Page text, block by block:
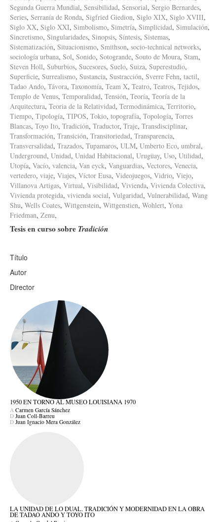
Segunda Guerra Mundial, Sensibilidad, Sensorial, Sergio Bernardes,
Series, Serranía de Ronda, Sigfried Giedion, Siglo XIX, Siglo XVIII,
Siglo XX, Siglo XXI, Simbolismo, Simetría, Simplicidad, Simulación,
Sincretismo, Singularidades, Sinopsis, Síntesis, Sistemas,
Sistematización, Situacionismo, Smithson, socio-technical networks,
sociología urbana, Sol, Sonido, Sotogrande, Souto de Moura, Stam,
Steven Holl, Suburbios, Sucesores, Suelo, Suiza, Superestudio,
Superficie, Surrealismo, Sustancia, Sustracción, Sverre Fehn, tactil,
Tadao Ando, Távora, Taxonomía, Team X, Teatro, Teatros, Tejidos,
Templo de Venus, Temporalidad, Tensión, Teoría, Teoría de la
Arquitectura, Teoria de la Relatividad, Termodinámica, Territorio,
Tiempo, Tipología, TIPOS, Tokio, topografía, Topología, Torres
Blancas, Toyo Ito, Tradición, Traductor, Traje, Transdisciplinar,
Transformación, Transición, Transitoriedad, Transparencia,
Transversalidad, Trazados, Tupamaros, ULM, Umberto Eco, umbral,
Underground, Unidad, Unidad Habitacional, Urugüay, Uso, Utilidad,
Utopía, Vacío, valencia, Van eyck, Vanguardias, Vectores, Venecia,
vertedero, viaje, Viajes, Víctor Eusa, Videojuegos, Vidrio, Viejo,
Villanova Artigas, Virtual, Visibilidad, Vivienda, Vivienda Colectiva,
Vivienda protegida, vivienda social, Vulgaridad, Vulnerabilidad, Wang
Shu, Wells Coates, Wittgenstein, Wittgenstien, Wohlert, Yona
Friedman, Zenu,
Tesis en curso sobre Tradición
Título
Autor
Director
1950 EN TORNO AL MUSEO LOUISIANA 1970
A Carmen García Sánchez
D Juan Coll-Barreu
D Juan Ignacio Mera González
LA UNIDAD DE LO DUAL. TRADICIÓN Y MODERNIDAD EN LA OBRA
DE TADAO ANDO Y TOYO ITO